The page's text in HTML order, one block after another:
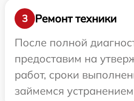
3
Ремонт техники
После полной
предоставим на
работ, сроки
займемся